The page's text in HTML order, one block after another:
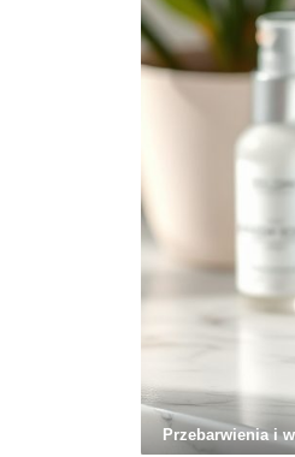
Przebarwienia i